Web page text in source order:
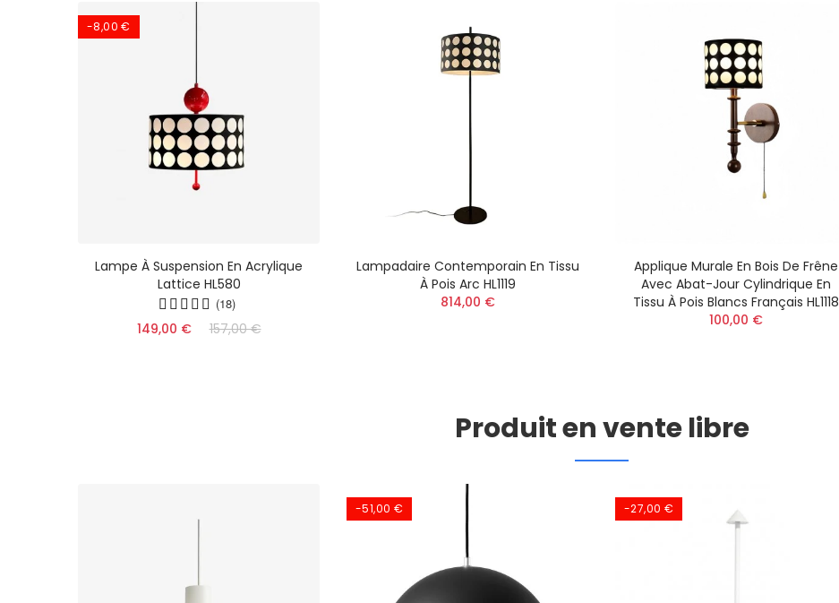
-8,00 €
Lampe À Suspension En Acrylique
Lattice HL580
(18)
149,00 € 157,00 €
Lampadaire Contemporain En Tissu
À Pois Arc HL1119
814,00 €
Applique Murale En Bois De Frêne
Avec Abat-Jour Cylindrique En
Tissu À Pois Blancs Français HL1118
100,00 €
Produit en vente libre
-51,00 € -27,00 €